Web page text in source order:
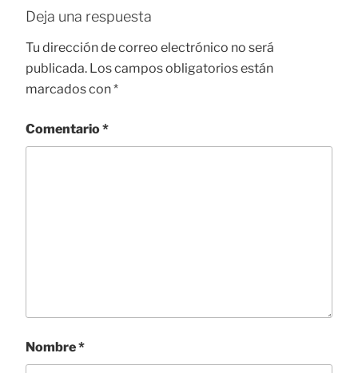
Deja una respuesta
Tu dirección de correo electrónico no será
publicada. Los campos obligatorios están
marcados con*
Comentario*
Nombre*